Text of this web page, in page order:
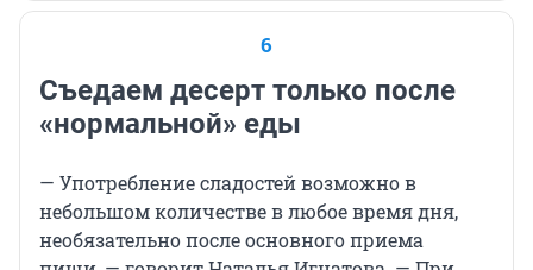
6
Съедаем десерт только после
«нормальной» еды
— Употребление сладостей возможно в
небольшом количестве в любое время дня,
необязательно после основного приема